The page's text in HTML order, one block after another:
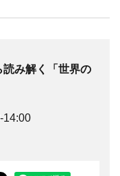
読み解く「世界の
14:00